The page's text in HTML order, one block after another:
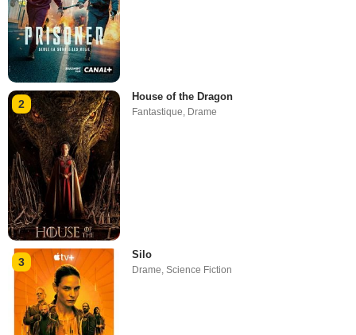
2
House of the Dragon
Fantastique, Drame
3
Silo
Drame ,Science Fiction